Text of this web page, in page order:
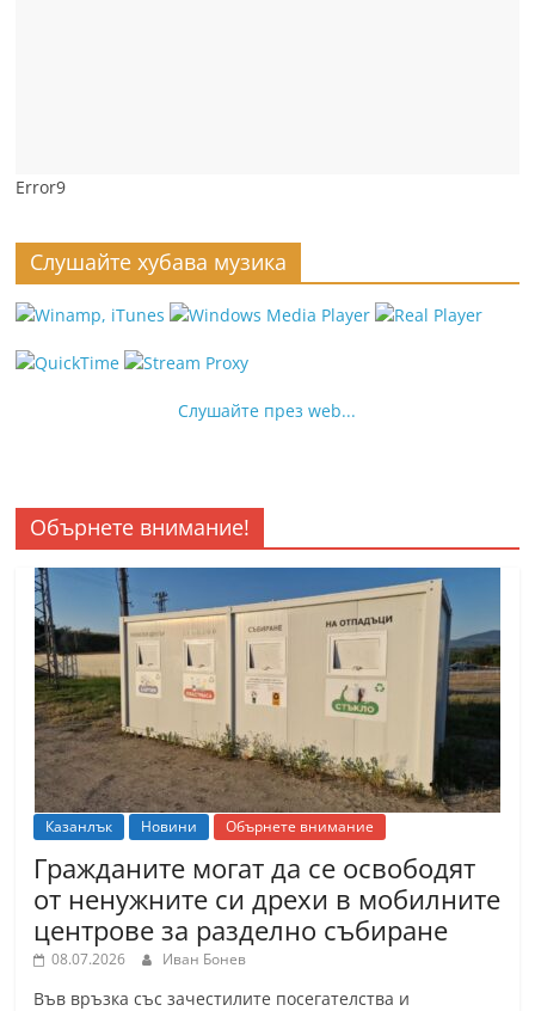
Error9
Слушайте хубава музика
Слушайте през web...
Обърнете внимание!
Казанлък Новини Обърнете внимание
Гражданите могат да се освободят
от ненужните си дрехи в мобилните
центрове за разделно събиране
08.07.2026 Иван Бонев
Във връзка със зачестилите посегателства и